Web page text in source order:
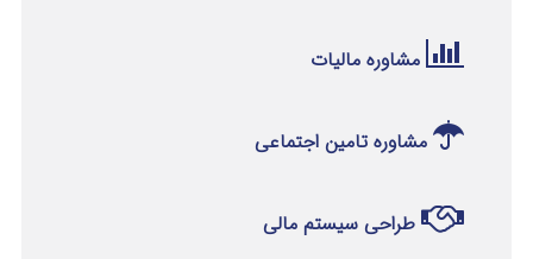
مشاوره مالیات
مشاوره تامین اجتماعی
طراحی سیستم مالی